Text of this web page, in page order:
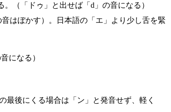
（「ドゥ」と出せば「d」の音になる）
はぼかす）。日本語の「エ」より少し舌を緊
になる）
最後にくる場合は「ン」と発音せず、軽く